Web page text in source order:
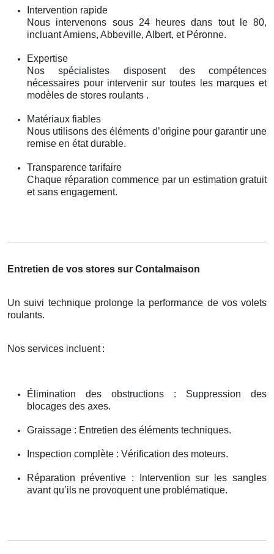
Intervention rapide
Nous intervenons sous 24 heures dans tout le 80,
incluant Amiens, Abbeville, Albert, et Péronne.
Expertise
Nos spécialistes disposent des compétences
nécessaires pour intervenir sur toutes les marques et
modèles de stores roulants .
Matériaux fiables
Nous utilisons des éléments d’origine pour garantir une
remise en état durable.
Transparence tarifaire
Chaque réparation commence par un estimation gratuit
et sans engagement.
Entretien de vos stores sur Contalmaison
Un suivi technique prolonge la performance de vos volets
roulants.
Nos services incluent :
Élimination des obstructions : Suppression des
blocages des axes.
Graissage : Entretien des éléments techniques.
Inspection complète : Vérification des moteurs.
Réparation préventive : Intervention sur les sangles
avant qu’ils ne provoquent une problématique.